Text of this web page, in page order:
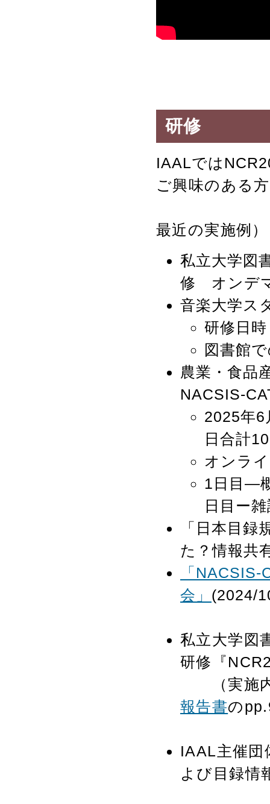
研修
IAALでは
ご興味のある
最近の実施例）
私立大学図
修 オンデ
音楽大学ス
研修日
図書館
農業・食品
NACSIS-
2025年6
日合計
オンラ
1日目―
日目ー
「日本目
た？情報共
「
会」 (2024/
私立大学図
研修『
（実施内
報告書の
IAAL主催
よび目録情